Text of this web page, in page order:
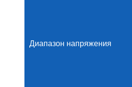
Диапазон напряжения